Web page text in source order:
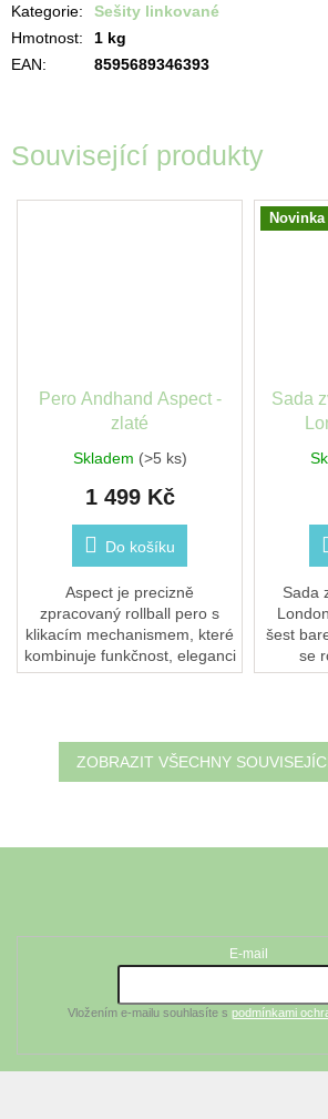
Související produkty
Pero Andhand Aspect -
zlaté
Skladem (>5 ks)
1 499 Kč
Do košíku
Aspect je precizně
zpracovaný rollball pero s
klikacím mechanismem, které
kombinuje funkčnost, eleganci
a radost z každodenního
Novinka
Sada
Sada
šest
se
ZOBRAZIT VŠECHNY
Kategorie:
Sešity linkované
Hmotnost:
1 kg
EAN: 8595689346393
E-mail
Vložením e-mailu souhlasíte s podmínkami